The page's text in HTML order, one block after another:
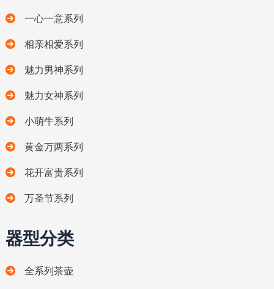
一心一意系列
相亲相爱系列
魅力男神系列
魅力女神系列
小萌牛系列
黄金万两系列
花开富贵系列
万圣节系列
器型分类
全系列茶壶